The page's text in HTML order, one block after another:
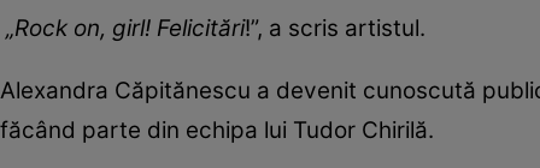
„Rock on, girl! Felicitări!”, a scris artistul.
Alexandra Căpitănescu a devenit cunoscută
făcând parte din echipa lui Tudor Chirilă.